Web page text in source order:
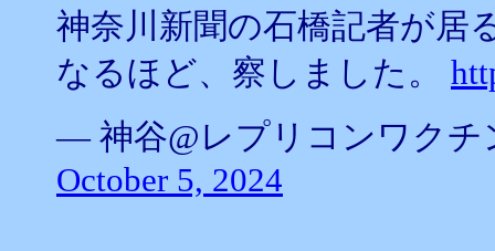
神奈川新聞の石橋記者が居
なるほど、察しました。
— 神谷@レプリコンワクチ
October 5, 2024